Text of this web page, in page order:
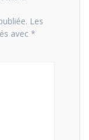
Les
avec *